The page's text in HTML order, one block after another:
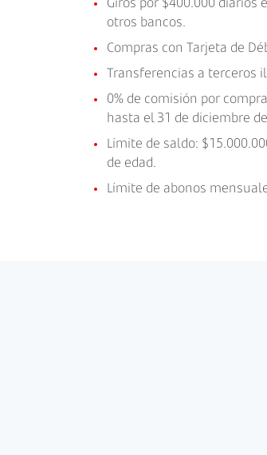
otros bancos.
Compras con Tarjeta de
Transferencias a terceros
0% de comisión por
hasta el 31 de diciembre
Límite de saldo:
de edad.
Límite de abonos